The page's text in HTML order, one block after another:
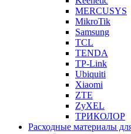
MERCUSYS
MikroTik
Samsung
TCL
TENDA
TP-Link
Ubiquiti
Xiaomi
ZTE
ZyXEL
ТРИКОЛОР
Расходные материалы